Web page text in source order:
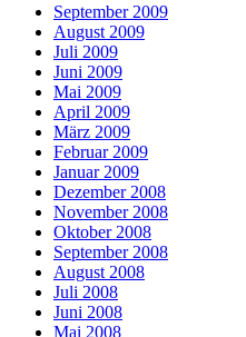
September 2009
August 2009
Juli 2009
Juni 2009
Mai 2009
April 2009
März 2009
Februar 2009
Januar 2009
Dezember 2008
November 2008
Oktober 2008
September 2008
August 2008
Juli 2008
Juni 2008
Mai 2008